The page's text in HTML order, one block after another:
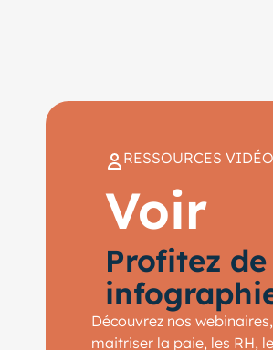
RESSOURCES
Voir
Profitez
Découvrez nos
maitriser la paie, les RH,